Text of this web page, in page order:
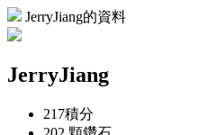
JerryJiang的資料
JerryJiang
217積分